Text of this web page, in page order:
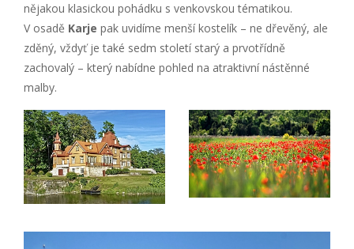
nějakou klasickou pohádku s venkovskou tématikou.
V osadě Karje pak uvidíme menší kostelík – ne dřevěný, ale
zděný, vždyť je také sedm století starý a prvotřídně
zachovalý – který nabídne pohled na atraktivní nástěnné
malby.